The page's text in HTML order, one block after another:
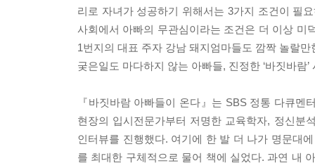
리로 자녀가 성공하기 위해서는 3가지 조건이 필
사회에서 아빠의 무관심이라는 조건은 더 이상 미
1번지의 대표 주자 강남 돼지엄마들도 깜짝 놀랄
궂은일도 마다하지 않는 아빠들, 진정한 ‘바짓바
『바짓바람 아빠들이 온다』는 SBS 정통 다큐
현장의 입시전문가부터 저명한 교육학자, 정신분
인터뷰를 진행했다. 여기에 한 발 더 나가 명문대
를 최대한 구체적으로 물어 책에 실었다. 과연 내